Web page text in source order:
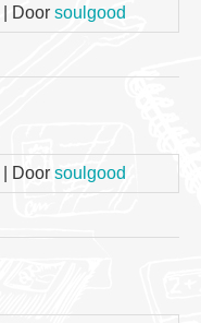
| Door soulgood
| Door soulgood